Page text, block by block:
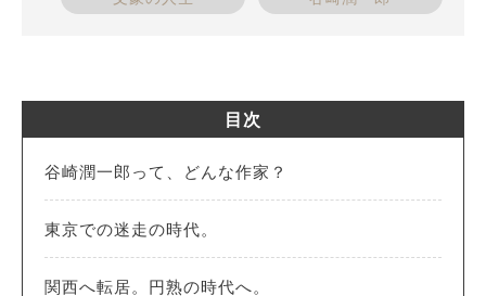
目次
谷崎潤一郎って、どんな作家？
東京での迷走の時代。
関西へ転居。円熟の時代へ。